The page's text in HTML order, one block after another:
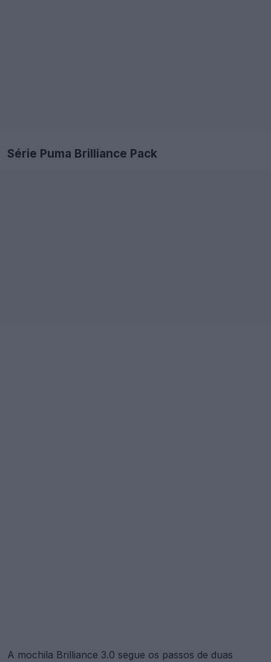
Série Puma Brilliance Pack
A mochila Brilliance 3.0 segue os passos de duas